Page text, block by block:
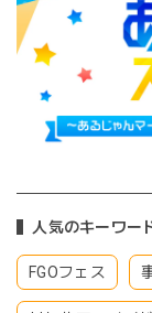
人気のキーワー
FGOフェス